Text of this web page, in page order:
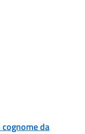
da